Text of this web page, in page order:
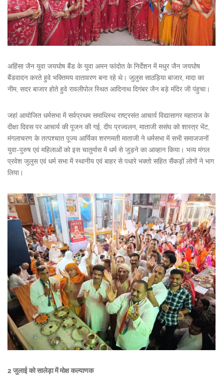
अहिंसा जैन युवा जयघोष बैंड के युवा अमन फांदोत के निर्देशन में मधुर जैन जयघोष
बैंडवादन करते हुवे भक्तिमय वातावरण बना रहे थे। जुलुस साठड़िया बाजार, मादा का
नीम, सदर बाजार होते हुवे रावलीपोल स्थित आदिनाथ दिगंबर जैन बड़े मंदिर जी पंहुचा।
जहां आयोजित धर्मसभा में सर्वप्रथम समाधिस्थ राष्ट्रसंत आचार्य विद्यासागर महाराज के
दीक्षा दिवस पर आचार्य की पूजन की गई, दीप प्रज्वलन, माताजी ससंघ को शास्त्र भेंट,
मंगलाचरण के तत्पश्चात पूज्य आर्यिका शरणमती माताजी ने धर्मसभा में सभी समाजजनों
युवा-पुरुष एवं महिलाओं को इस चातुर्मास में धर्म से जुड़ने का आव्हान किया। भव्य मंगल
प्रवेश जुलुस एवं धर्म सभा में स्थानीय एवं बाहर से पधारे भक्तो सहित सैंकड़ों लोगों ने भाग
लिया।
2 जुलाई को सालेड़ा में मोक्ष कल्याणक